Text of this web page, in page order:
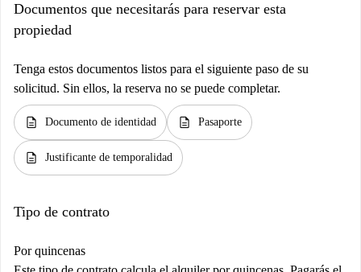
Documentos que necesitarás para reservar esta
propiedad
Tenga estos documentos listos para el siguiente paso de su
solicitud. Sin ellos, la reserva no se puede completar.
description Documento de identidad description Pasaporte
description Justificante de temporalidad
Tipo de contrato
Por quincenas